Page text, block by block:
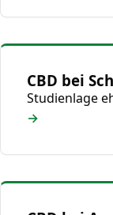
CBD bei
Studienlage
→